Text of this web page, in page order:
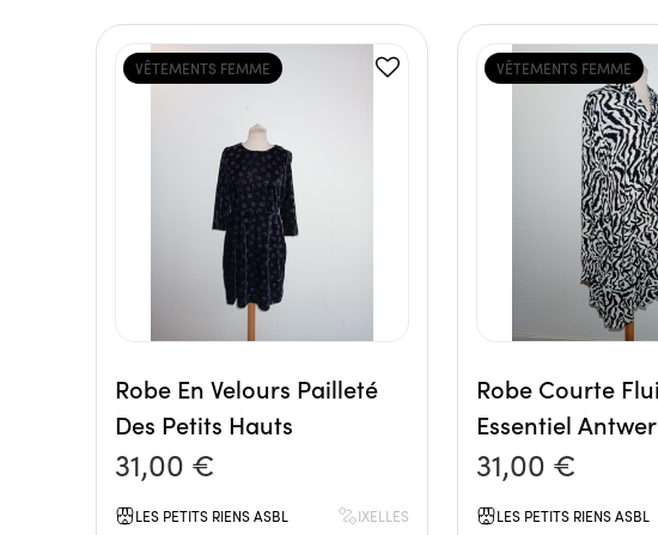
VÊTEMENTS FEMME
Robe En Velours Pailleté
Des Petits Hauts
31,00 €
LES PETITS RIENS ASBL IXELLES
VÊTEMENTS FEMME
Robe Courte
Essentiel
31,00 €
LES PETITS RIENS ASBL